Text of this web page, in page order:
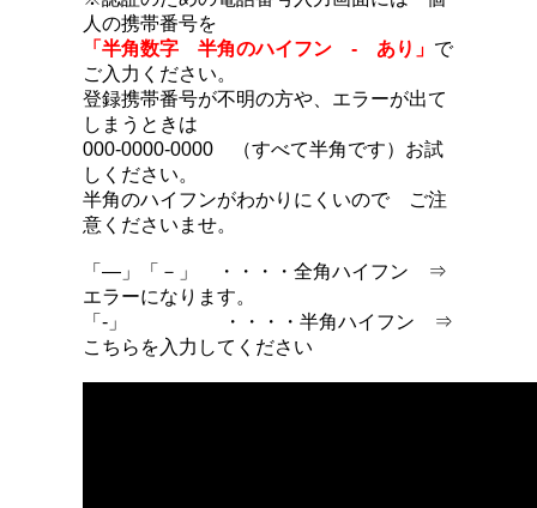
人の携帯番号を
「半角数字 半角のハイフン - あり」 で
ご入力ください。
登録携帯番号が不明の方や、エラーが出て
しまうときは
000-0000-0000 （すべて半角です）お試
しください。
半角のハイフンがわかりにくいので ご注
意くださいませ。
「―」「－」 ・・・・全角ハイフン ⇒
エラーになります。
「-」 ・・・・半角ハイフン ⇒
こちらを入力してください